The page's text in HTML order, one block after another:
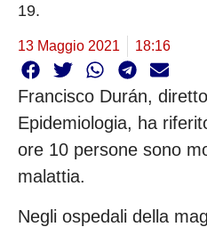
19.
13 Maggio 2021 18:16
Francisco Durán,
Epidemiologia, ha
ore 10 persone sono
malattia.
Negli ospedali della